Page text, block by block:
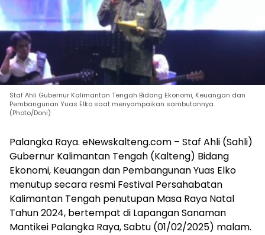
Staf Ahli Gubernur Kalimantan Tengah Bidang Ekonomi, Keuangan dan
Pembangunan Yuas Elko saat menyampaikan sambutannya.
(Photo/Doni)
Palangka Raya. eNewskalteng.com – Staf Ahli (Sahli)
Gubernur Kalimantan Tengah (Kalteng) Bidang
Ekonomi, Keuangan dan Pembangunan Yuas Elko
menutup secara resmi Festival Persahabatan
Kalimantan Tengah penutupan Masa Raya Natal
Tahun 2024, bertempat di Lapangan Sanaman
Mantikei Palangka Raya, Sabtu (01/02/2025) malam.